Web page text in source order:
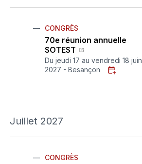
CONGRÈS
70e réunion annuelle
SOTEST
Du jeudi 17 au vendredi 18 juin
2027 - Besançon
Juillet 2027
CONGRÈS